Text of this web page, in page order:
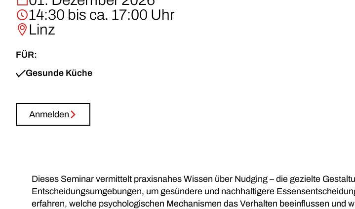
14:30 bis ca. 17:00 Uhr
Linz
FÜR:
Gesunde Küche
Anmelden
Dieses Seminar vermittelt praxisnahes Wissen über Nudging – die gezielte
Entscheidungsumgebungen, um gesündere und nachhaltigere
erfahren, welche psychologischen Mechanismen das Verhalten beeinflussen und